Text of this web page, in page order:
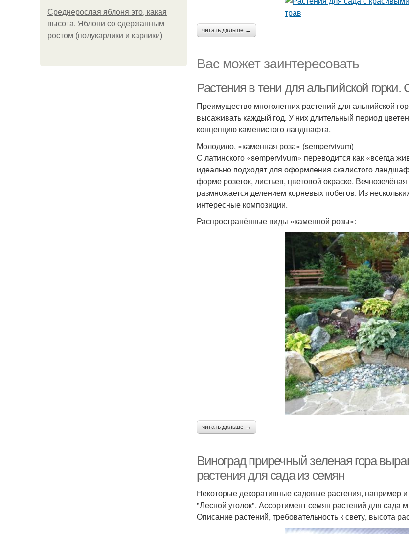
Среднерослая яблоня это, какая
высота. Яблони со сдержанным
ростом (полукарлики и карлики)
читать дальше →
Вас может заинтересовать
Растения в тени для альпийской
Преимущество многолетних растений для альпийской
высаживать каждый год. У них длительный период
концепцию каменистого ландшафта.
Молодило, «каменная роза» (sempervivum)
С латинского «sempervivum» переводится как «всегда
идеально подходят для оформления скалистого
форме розеток, листьев, цветовой окраске.
размножается делением корневых побегов. Из
интересные композиции.
Распространённые виды «каменной розы»:
читать дальше →
Виноград приречный зеленая гора
растения для сада из семян
Некоторые декоративные садовые растения, например
"Лесной уголок". Ассортимент семян растений для
Описание растений, требовательность к свету, высота